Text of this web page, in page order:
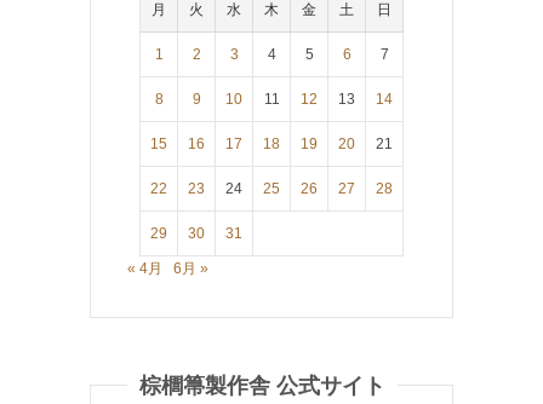
月 火 水 木 金 土 日
1 2 3 4 5 6 7
8 9 10 11 12 13 14
15 16 17 18 19 20 21
22 23 24 25 26 27 28
29 30 31
« 4月 6月 »
棕櫚箒製作舎 公式サイト